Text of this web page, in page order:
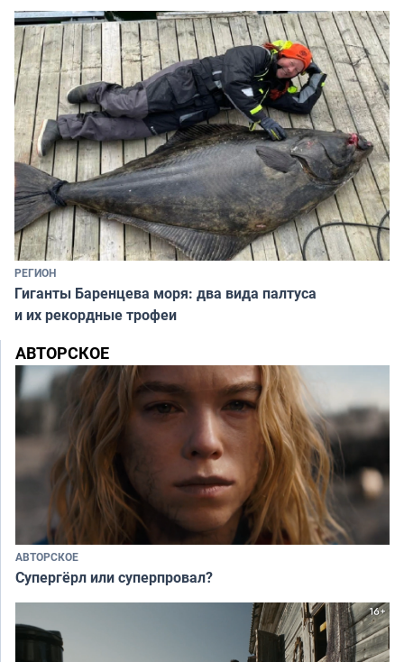
РЕГИОН
Гиганты Баренцева моря: два вида палтуса
и их рекордные трофеи
АВТОРСКОЕ
АВТОРСКОЕ
Супергёрл или суперпровал?